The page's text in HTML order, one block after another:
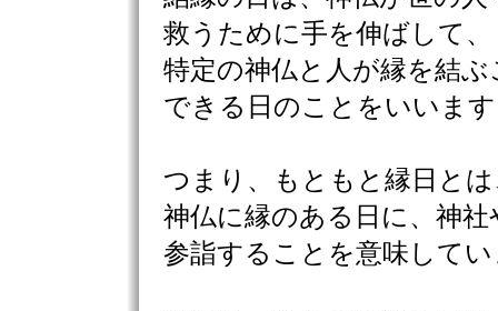
救うために手を伸ばして、
特定の神仏と人が縁を結ぶ
できる日のことをいいま
つまり、もともと縁日とは
神仏に縁のある日に、神社
参詣することを意味して